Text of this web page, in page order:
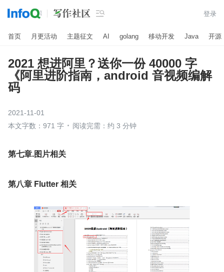
 登录
首页 月更活动 主题征文 AI golang 移动开发 Java 开源
2021 想进阿里？送你一份 40000 字
《阿里进阶指南，android 音视频编解
码
2021-11-01
本文字数：971 字
阅读完需：约 3 分钟
第七章.图片相关
第八章 Flutter 相关